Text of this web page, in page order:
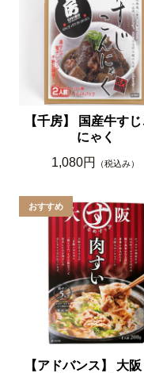
【千房】 国産牛す
にゃく
1,080円
（税込み）
【アドバンス】 大